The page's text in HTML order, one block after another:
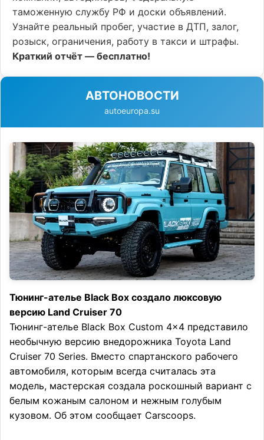
таможенную службу РФ и доски объявлений.
Узнайте реальный пробег, участие в ДТП, залог,
розыск, ограничения, работу в такси и штрафы.
Краткий отчёт — бесплатно!
АВТОНОВОСТИ
autoeuropa.su
Тюнинг-ателье Black Box создало люксовую
версию Land Cruiser 70
Тюнинг-ателье Black Box Custom 4×4 представило
необычную версию внедорожника Toyota Land
Cruiser 70 Series. Вместо спартанского рабочего
автомобиля, которым всегда считалась эта
модель, мастерская создала роскошный вариант с
белым кожаным салоном и нежным голубым
кузовом. Об этом сообщает Carscoops.